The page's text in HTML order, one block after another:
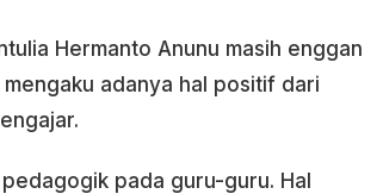
Hermanto Anunu masih enggan
adanya hal positif dari
pada guru-guru. Hal